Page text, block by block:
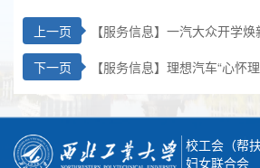
上一页
【服务信息】一汽大众开学
恩 三重福利“众”车任选
下一页
【服务信息】理想汽车“心怀
校工会（帮扶
妇女联合会